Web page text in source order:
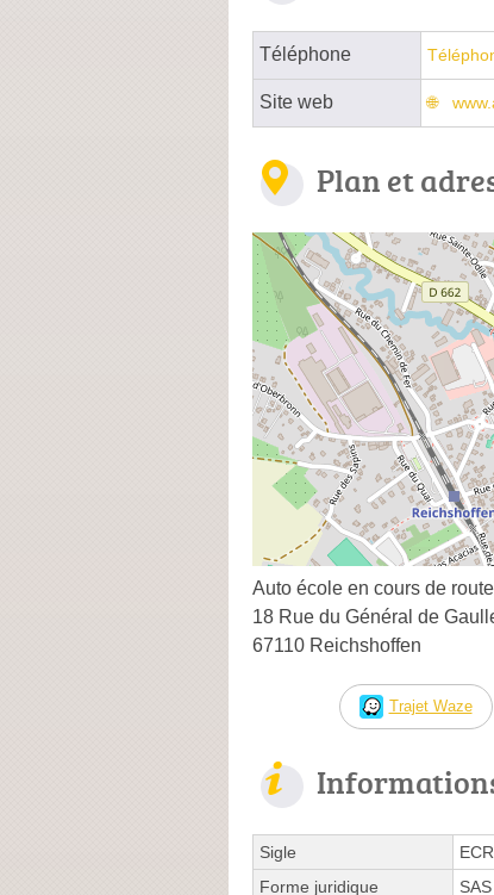
Téléphone
Site web
Plan et
Auto école en cours de route
18 Rue du Général de
67110 Reichshoffen
Trajet Waze
Sigle
Forme juridique
SAS